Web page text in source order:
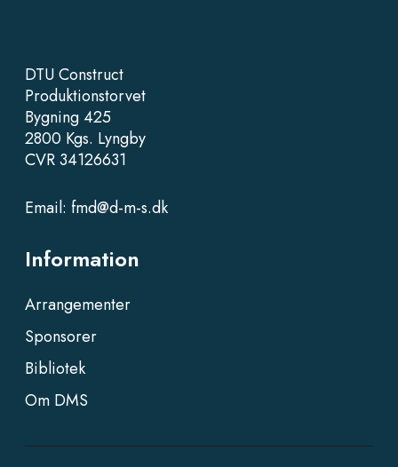
DTU Construct
Produktionstorvet
Bygning 425
2800 Kgs. Lyngby
CVR 34126631
Email: fmd@d-m-s.dk
Information
Arrangementer
Sponsorer
Bibliotek
Om DMS